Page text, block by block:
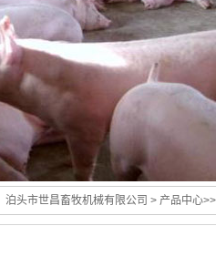
泊头市世昌畜牧机械有限公司 > 产品中心